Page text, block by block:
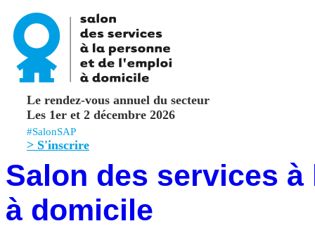
Le rendez-vous annuel du secteur
Les 1er et 2 décembre 2026
#SalonSAP
> S'inscrire
Salon des services
à domicile